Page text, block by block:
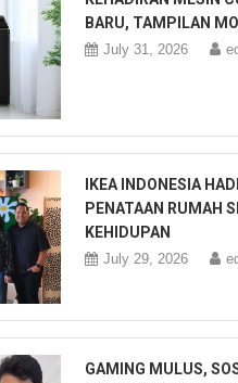
BARU, TAMPILAN
July 31, 2026
IKEA INDONESIA
PENATAAN RUMAH
KEHIDUPAN
July 29, 2026
GAMING MULUS,